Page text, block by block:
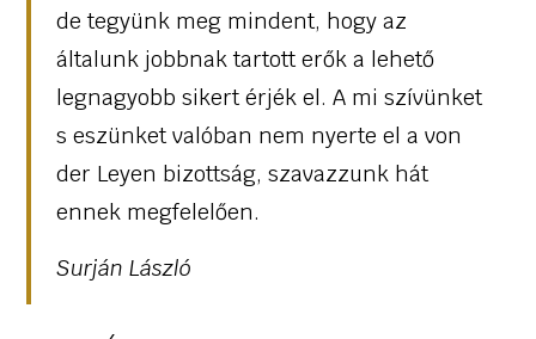
de tegyünk meg mindent, hogy az
általunk jobbnak tartott erők a lehető
legnagyobb sikert érjék el. A mi szívünket
s eszünket valóban nem nyerte el a von
der Leyen bizottság, szavazzunk hát
ennek megfelelően.
Surján László